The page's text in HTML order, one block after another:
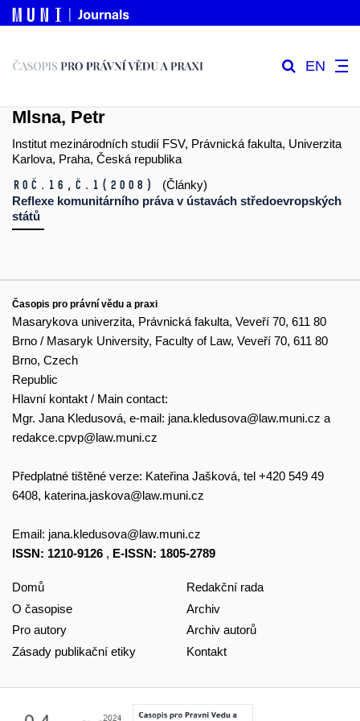
EN
Mlsna, Petr
Institut mezinárodních studií FSV, Právnická fakulta, Univerzita
Karlova, Praha, Česká republika
Roč.16, č.1 (2008)
(Články)
Reflexe komunitárního práva v ústavách středoevropských
států
Časopis pro právní vědu a praxi
Masarykova univerzita, Právnická fakulta, Veveří 70, 611 80
Brno / Masaryk University, Faculty of Law, Veveří 70, 611 80
Brno, Czech
Republic
Hlavní kontakt / Main contact:
Mgr. Jana Kledusová, e-mail: jana.kledusova@law.muni.cz a
redakce.cpvp@law.muni.cz
Předplatné tištěné verze: Kateřina Jašková, tel +420 549 49
6408, katerina.jaskova@law.muni.cz
Email: jana.kledusova@law.muni.cz
ISSN: 1210-9126 , E-ISSN: 1805-2789
Domů
O časopise
Pro autory
Zásady publikační etiky
Redakční rada
Archiv
Archiv autorů
Kontakt